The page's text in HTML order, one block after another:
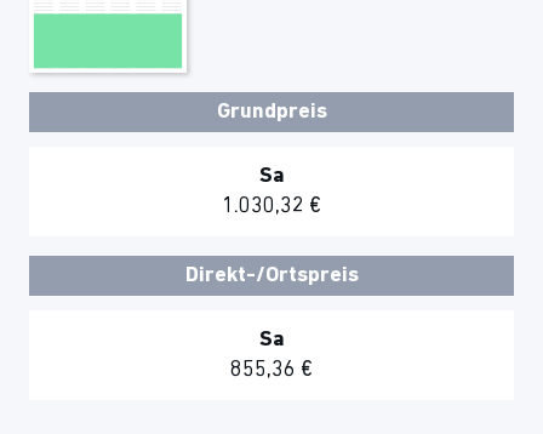
Grundpreis
Sa
1.030,32 €
Direkt-/Ortspreis
Sa
855,36 €